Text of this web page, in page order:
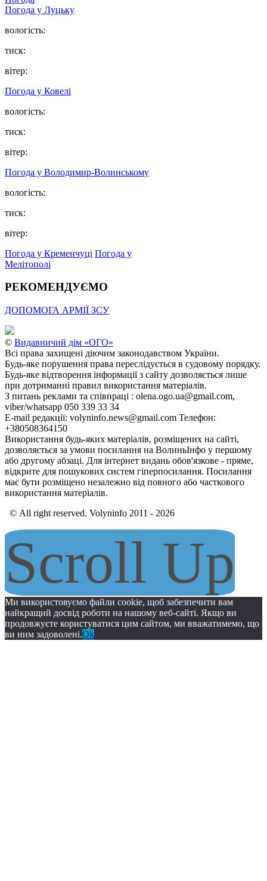
Погода у Луцьку
вологість:
тиск:
вітер:
Погода у Ковелі
вологість:
тиск:
вітер:
Погода у Володимир-Волинському
вологість:
тиск:
вітер:
Погода у Кременчуці Погода у
Мелітополі
РЕКОМЕНДУЄМО
ДОПОМОГА АРМІЇ ЗСУ
© Видавничий дім «ОГО»
Всі права захищені діючим законодавством України.
Будь-яке порушення права переслідується в судовому порядку.
Будь-яке відтворення інформації з сайту дозволяється лише
при дотриманні правил використання матеріалів.
З питань реклами та співпраці : olena.ogo.ua@gmail.com,
viber/whatsapp 050 339 33 34
E-mail редакції: volyninfo.news@gmail.com Телефон:
+380508364150
Використання будь-яких матеріалів, розміщених на сайті,
дозволяється за умови посилання на ВолиньІнфо у першому
або другому абзаці. Для інтернет видань обов'язкове - пряме,
відкрите для пошукових систем гіперпосилання. Посилання
має бути розміщено незалежно від повного або часткового
використання матеріалів.
© All right reserved. Volyninfo 2011 - 2026
Scroll Up
Ми використовуємо файли cookie, щоб забезпечити вам
найкращий досвід роботи на нашому веб-сайті. Якщо ви
продовжуєте користуватися цим сайтом, ми вважатимемо, що
ви ним задоволені.Ok